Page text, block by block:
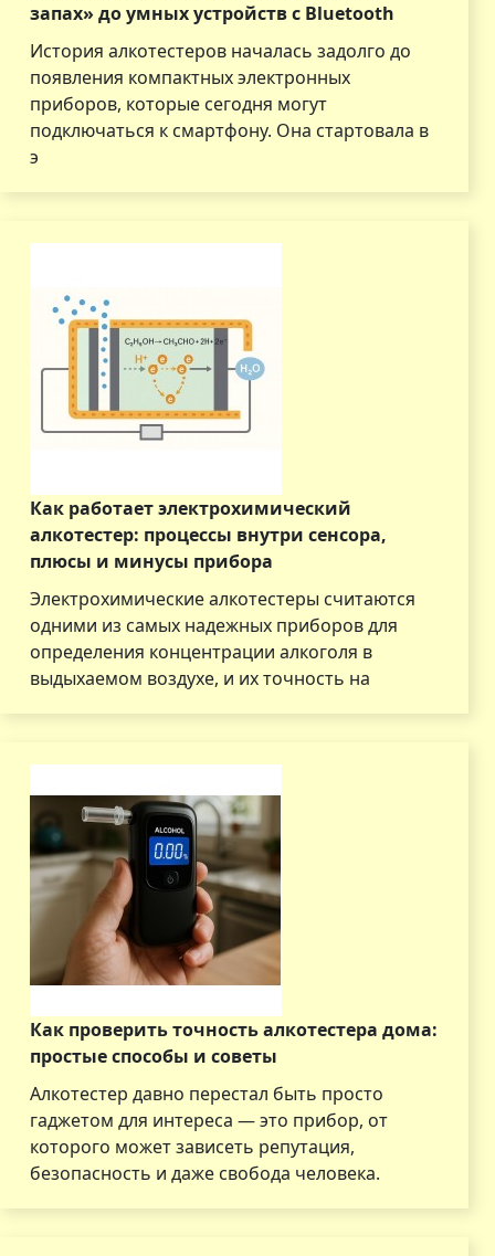
запах» до умных устройств с Bluetooth
История алкотестеров началась задолго до
появления компактных электронных
приборов, которые сегодня могут
подключаться к смартфону. Она стартовала в
э
Как работает электрохимический
алкотестер: процессы внутри сенсора,
плюсы и минусы прибора
Электрохимические алкотестеры считаются
одними из самых надежных приборов для
определения концентрации алкоголя в
выдыхаемом воздухе, и их точность на
Как проверить точность алкотестера дома:
простые способы и советы
Алкотестер давно перестал быть просто
гаджетом для интереса — это прибор, от
которого может зависеть репутация,
безопасность и даже свобода человека.